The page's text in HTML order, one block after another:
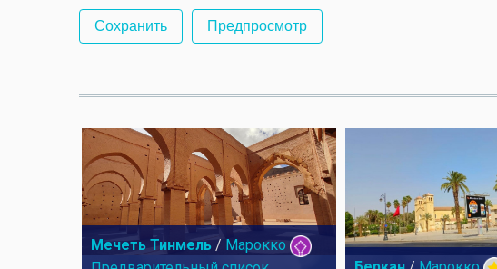
Мечеть Тинмель / Марокко